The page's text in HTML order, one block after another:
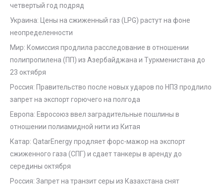
четвертый год подряд
Украина: Цены на сжиженный газ (LPG) растут на фоне
неопределенности
Мир: Комиссия продлила расследование в отношении
полипропилена (ПП) из Азербайджана и Туркменистана до
23 октября
Россия: Правительство после новых ударов по НПЗ продлило
запрет на экспорт горючего на полгода
Европа: Евросоюз ввел заградительные пошлины в
отношении полиамидной нити из Китая
Катар: QatarEnergy продляет форс-мажор на экспорт
сжиженного газа (СПГ) и сдает танкеры в аренду до
середины октября
Россия: Запрет на транзит серы из Казахстана снят